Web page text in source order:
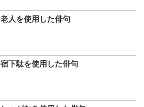
老人を使用した俳句
宿下駄を使用した俳句